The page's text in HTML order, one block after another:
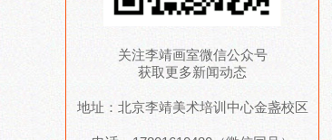
关注李靖画室微信公众号
获取更多新闻动态
地址：北京李靖美术培训中心金盏校区